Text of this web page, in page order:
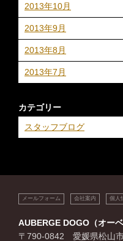
2013年10月
2013年9月
2013年8月
2013年7月
カテゴリー
スタッフブログ
メールフォーム 会社案内 個人
AUBERGE DOGO（オーベ
〒790-0842 愛媛県松山